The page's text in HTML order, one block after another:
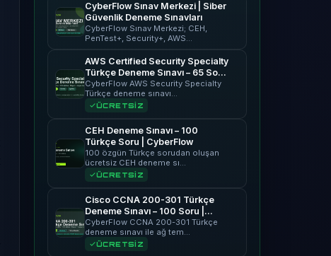
CyberFlow Sınav Merkezi | Siber
Güvenlik Deneme Sınavları
CyberFlow Sınav Merkezi; CEH,
PenTest+, Security+, AWS…
AWS Certified Security Specialty
Türkçe Deneme Sınavı – 65 Soru
| CyberFlow
CyberFlow AWS Security Specialty
Türkçe deneme sınavı…
ÜCRETSİZ
CEH Deneme Sınavı – 100
Türkçe Soru | CyberFlow
100 özgün Türkçe sorudan oluşan
ücretsiz CEH deneme sı…
ÜCRETSİZ
Cisco CCNA 200-301 Türkçe
Deneme Sınavı – 100 Soru |
CyberFlow
CyberFlow CCNA 200-301 Türkçe
deneme sınavı ile ağ tem…
ÜCRETSİZ